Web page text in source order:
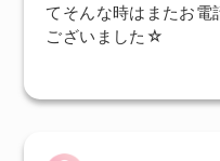
てそんな時はまたお
ございました☆